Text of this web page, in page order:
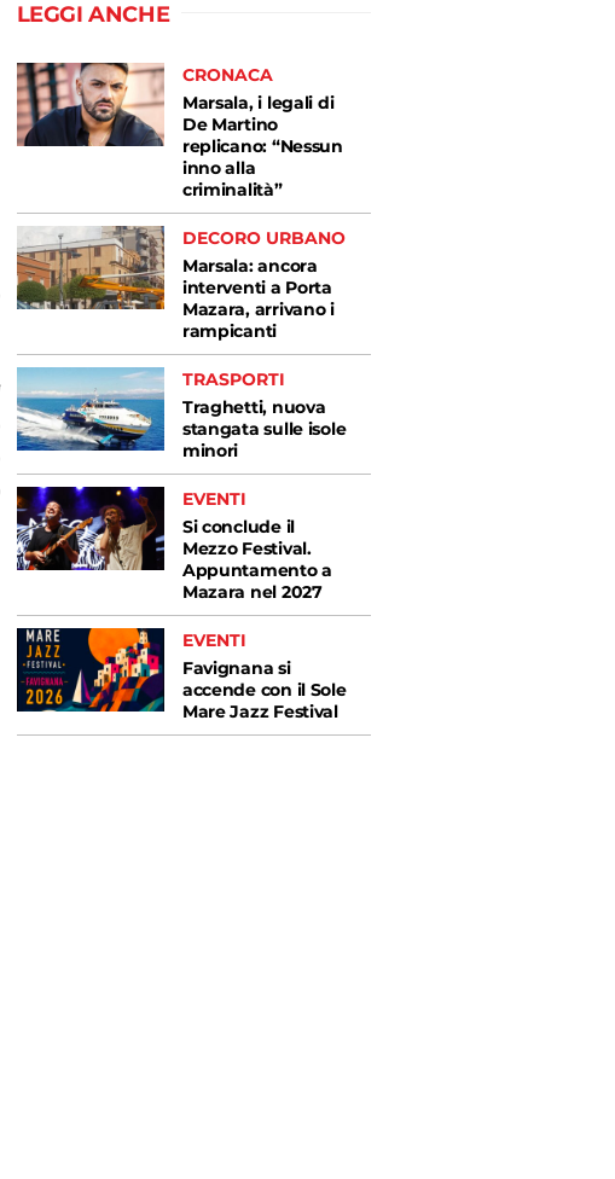
LEGGI ANCHE
CRONACA
Marsala, i legali di
De Martino
replicano: “Nessun
inno alla
criminalità”
DECORO URBANO
Marsala: ancora
interventi a Porta
Mazara, arrivano i
rampicanti
TRASPORTI
Traghetti, nuova
stangata sulle isole
minori
EVENTI
Si conclude il
Mezzo Festival.
Appuntamento a
Mazara nel 2027
EVENTI
Favignana si
accende con il Sole
Mare Jazz Festival